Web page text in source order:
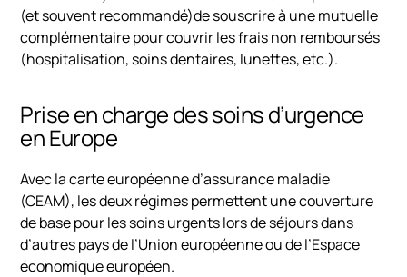
(et souvent recommandé)de souscrire à une mutuelle
complémentaire pour couvrir les frais non remboursés
(hospitalisation, soins dentaires, lunettes, etc.).
Prise en charge des soins d’urgence
en Europe
Avec la carte européenne d’assurance maladie
(CEAM), les deux régimes permettent une couverture
de base pour les soins urgents lors de séjours dans
d’autres pays de l’Union européenne ou de l’Espace
économique européen.